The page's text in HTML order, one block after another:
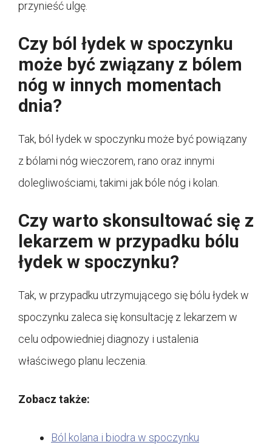
przynieść ulgę.
Czy ból łydek w spoczynku
może być związany z bólem
nóg w innych momentach
dnia?
Tak, ból łydek w spoczynku może być powiązany
z bólami nóg wieczorem, rano oraz innymi
dolegliwościami, takimi jak bóle nóg i kolan.
Czy warto skonsultować się z
lekarzem w przypadku bólu
łydek w spoczynku?
Tak, w przypadku utrzymującego się bólu łydek w
spoczynku zaleca się konsultację z lekarzem w
celu odpowiedniej diagnozy i ustalenia
właściwego planu leczenia.
Zobacz także:
Ból kolana i biodra w spoczynku